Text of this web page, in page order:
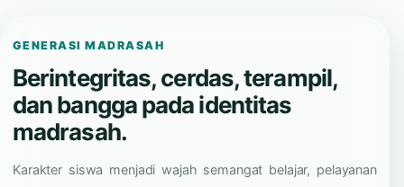
GENERASI MADRASAH
Berintegritas, cerdas, terampil,
dan bangga pada identitas